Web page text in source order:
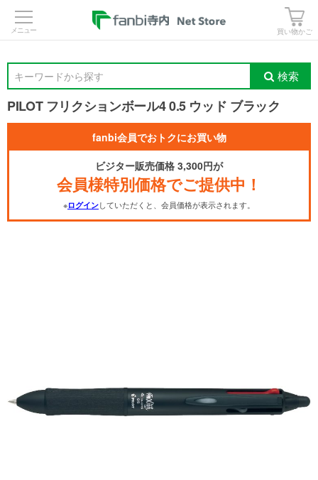
買い物かご
キーワードから探す 検索
PILOT フリクションボール4 0.5 ウッド ブラック
fanbi会員でおトクにお買い物
ビジター販売価格 3,300円が
会員様特別価格でご提供中！
※ログインしていただくと、会員価格が表示されます。